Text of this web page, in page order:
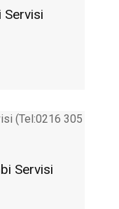
Servisi
Servisi